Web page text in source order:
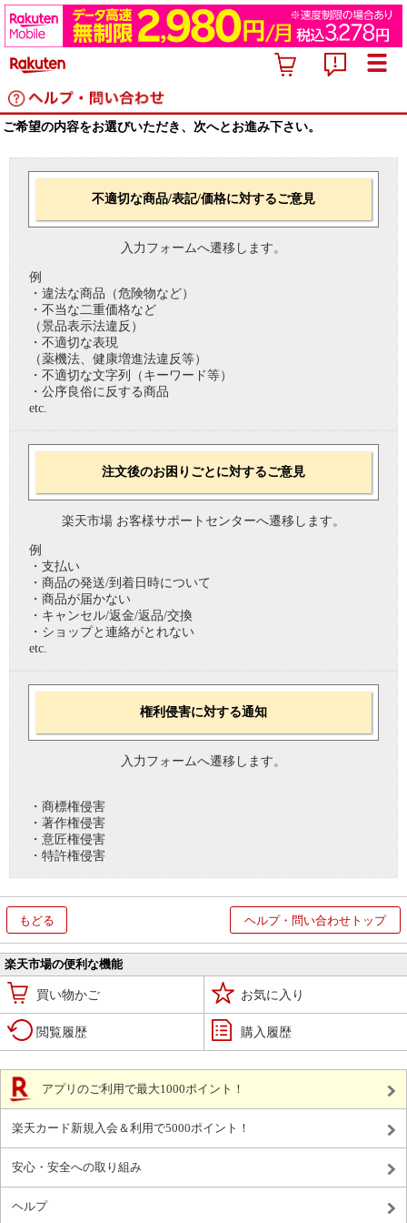
ご希望の内容をお選びいただき、次へとお進み下さい。
不適切な商品/表記/価格に対するご意見
入力フォームへ遷移します。
例
・違法な商品（危険物など）
・不当な二重価格など
（景品表示法違反）
・不適切な表現
（薬機法、健康増進法違反等）
・不適切な文字列（キーワード等）
・公序良俗に反する商品
etc.
注文後のお困りごとに対するご意見
楽天市場 お客様サポートセンターへ遷移します。
例
・支払い
・商品の発送/到着日時について
・商品が届かない
・キャンセル/返金/返品/交換
・ショップと連絡がとれない
etc.
権利侵害に対する通知
入力フォームへ遷移します。
・商標権侵害
・著作権侵害
・意匠権侵害
・特許権侵害
もどる ヘルプ・問い合わせトップ
楽天市場の便利な機能
買い物かご お気に入り
閲覧履歴 購入履歴
アプリのご利用で最大1000ポイント！
楽天カード新規入会＆利用で5000ポイント！
安心・安全への取り組み
ヘルプ